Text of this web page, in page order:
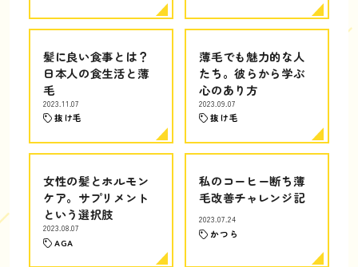
髪に良い食事とは？
日本人の食生活と薄
毛
2023.11.07
抜け毛
薄毛でも魅力的な人
たち。彼らから学ぶ
心のあり方
2023.09.07
抜け毛
女性の髪とホルモン
ケア。サプリメント
という選択肢
2023.08.07
AGA
私のコーヒー断ち薄
毛改善チャレンジ記
2023.07.24
かつら